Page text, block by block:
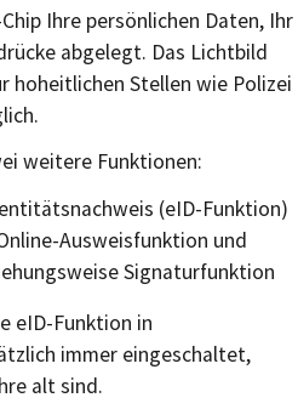
Ihre persönlichen Daten, Ihr
abgelegt. Das Lichtbild
hoheitlichen Stellen wie Polizei
weitere Funktionen:
(eID-Funktion)
Ausweisfunktion und
Signaturfunktion
eID-Funktion in
immer eingeschaltet,
alt sind.